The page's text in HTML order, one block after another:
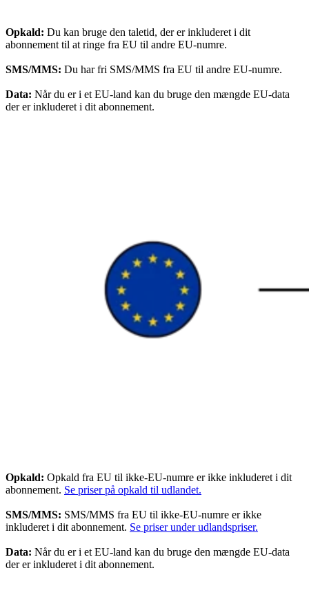
Opkald: Du kan bruge den taletid, der er inkluderet i dit
abonnement til at ringe fra EU til andre EU-numre.
SMS/MMS: Du har fri SMS/MMS fra EU til andre EU-numre.
Data: Når du er i et EU-land kan du bruge den mængde EU-data
der er inkluderet i dit abonnement.
Opkald: Opkald fra EU til ikke-EU-numre er ikke inkluderet i dit
abonnement. Se priser på opkald til udlandet.
SMS/MMS: SMS/MMS fra EU til ikke-EU-numre er ikke
inkluderet i dit abonnement. Se priser under udlandspriser.
Data: Når du er i et EU-land kan du bruge den mængde EU-data
der er inkluderet i dit abonnement.